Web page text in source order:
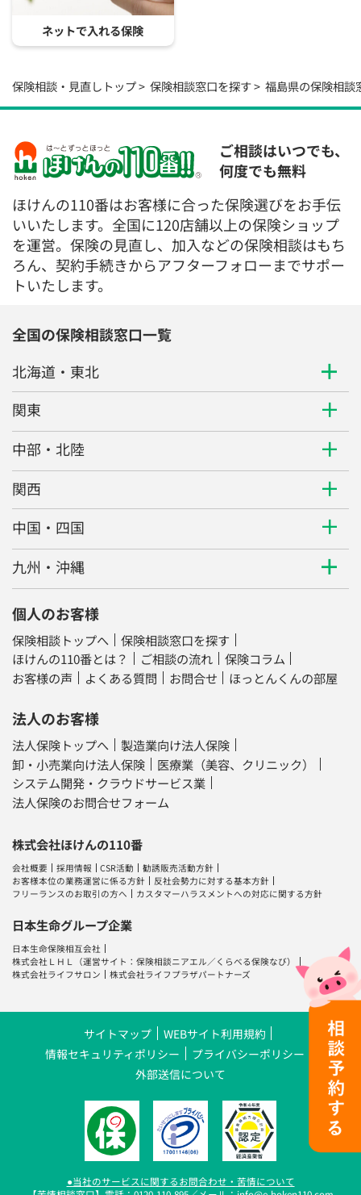
ネットで入れる保険
保険相談・見直しトップ 保険相談窓口を探す 福島県の保険相談
ご相談はいつでも、
何度でも無料
ほけんの110番はお客様に合った保険選びをお手伝
いいたします。全国に120店舗以上の保険ショップ
を運営。保険の見直し、加入などの保険相談はもち
ろん、契約手続きからアフターフォローまでサポー
トいたします。
全国の保険相談窓口一覧
北海道・東北
関東
中部・北陸
関西
中国・四国
九州・沖縄
個人のお客様
保険相談トップへ
保険相談窓口を探す
ほけんの110番とは？
ご相談の流れ
保険コラム
お客様の声
よくある質問 お問合せ ほっとんくんの部屋
法人のお客様
法人保険トップへ
製造業向け法人保険
卸・小売業向け法人保険
医療業（美容、クリニック）
システム開発・クラウドサービス業
法人保険のお問合せフォーム
株式会社ほけんの110番
会社概要 採用情報 CSR活動
勧誘販売活動方針
お客様本位の業務運営に係る方針
反社会勢力に対する基本方針
フリーランスのお取引の方へ
カスタマーハラスメントへの対応に関する方針
日本生命グループ企業
日本生命保険相互会社
株式会社ＬＨＬ
（運営サイト：保険相談ニアエル ／ くらべる保険なび）
株式会社ライフサロン
株式会社ライフプラザパートナーズ
サイトマップ
WEBサイト利用規約
情報セキュリティポリシー
プライバシーポリシー
外部送信について
●当社のサービスに関するお問合わせ・苦情について